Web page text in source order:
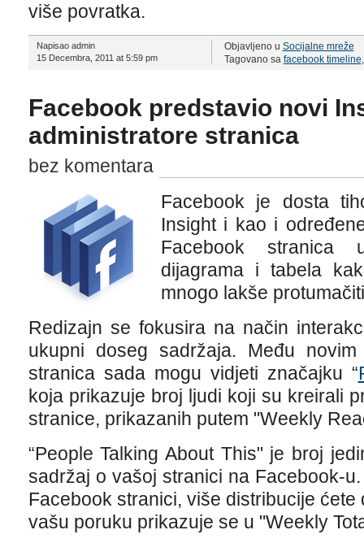
više povratka.
Napisao admin
15 Decembra, 2011 at 5:59 pm
Objavljeno u Socijalne mreže
Tagovano sa facebook timeline
Facebook predstavio novi
administratore stranica
bez komentara
Facebook je dosta
Insight i kao i
Facebook stranica
dijagrama i tabela
mnogo lakše
Redizajn se fokusira na način
ukupni doseg sadržaja. Među novim
stranica sada mogu vidjeti značajku “
koja prikazuje broj ljudi koji su kreirali
stranice, prikazanih putem "Weekly
“People Talking About This" je broj
sadržaj o vašoj stranici na Facebook-
Facebook stranici, više distribucije ćete
vašu poruku prikazuje se u "Weekly